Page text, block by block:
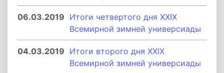
06.03.2019 Итоги четвертого дня XXIX
Всемирной зимней универсиады
04.03.2019 Итоги второго дня XXIX
Всемирной зимней универсиады